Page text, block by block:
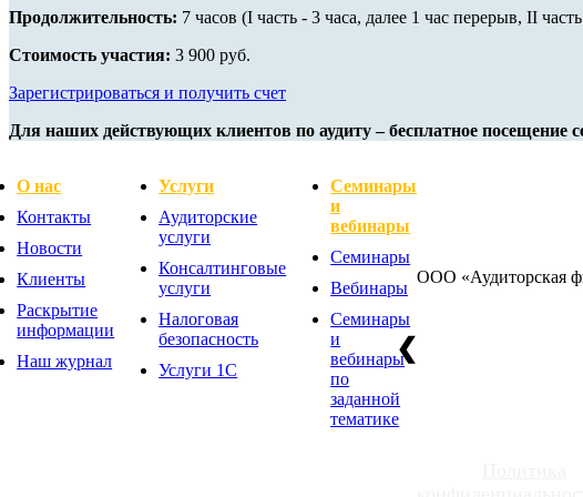
Продолжительность: 7 часов (I часть - 3 часа, далее 1 час перерыв, II
Стоимость участия: 3 900 руб.
Зарегистрироваться и получить счет
Для наших действующих клиентов по аудиту – бесплатное посещение
О нас
Контакты
Новости
Клиенты
Раскрытие
информации
Наш журнал
Услуги
Аудиторские
услуги
Консалтинговые
услуги
Налоговая
безопасность
Услуги 1С
Семинары
и
вебинары
Семинары
Вебинары
Семинары
и
вебинары
по
заданной
тематике
ООО «Аудиторская
❮